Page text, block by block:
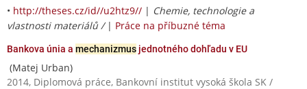
• http://theses.cz/id//u2htz9// | Chemie, technologie a
vlastnosti materiálů / | Práce na příbuzné téma
Bankova únia a mechanizmus jednotného dohľadu v EU
(Matej Urban)
2014, Diplomová práce, Bankovní institut vysoká škola SK /